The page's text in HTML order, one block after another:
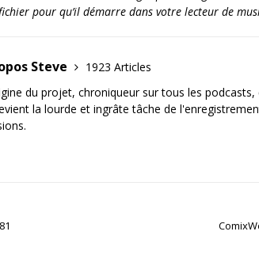
fichier pour qu’il démarre dans votre lecteur de
Steve
1923 Articles
du projet, chroniqueur sur tous les
la lourde et ingrâte tâche de